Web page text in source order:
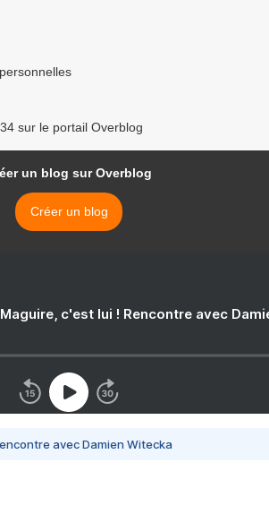
sur le portail Overblog
un blog sur Overblog
Créer un blog
c'est lui ! Rencontre avec
avec Damien Witecka